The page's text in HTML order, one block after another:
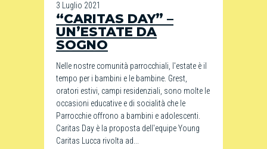
3 Luglio 2021
“CARITAS DAY” –
UN’ESTATE DA
SOGNO
Nelle nostre comunità parrocchiali, l'estate è il
tempo per i bambini e le bambine. Grest,
oratori estivi, campi residenziali, sono molte le
occasioni educative e di socialità che le
Parrocchie offrono a bambini e adolescenti.
Caritas Day è la proposta dell'equipe Young
Caritas Lucca rivolta ad...